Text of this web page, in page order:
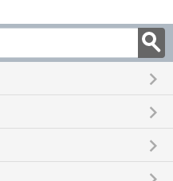
keyboard_arrow_right
keyboard_arrow_right
keyboard_arrow_right